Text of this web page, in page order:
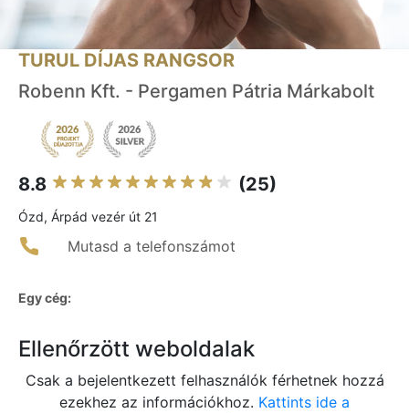
TURUL DÍJAS RANGSOR
Robenn Kft. - Pergamen Pátria Márkabolt
8.8 (25)
Ózd, Árpád vezér út 21
Mutasd a telefonszámot
Egy cég:
Ellenőrzött weboldalak
Csak a bejelentkezett felhasználók férhetnek hozzá
ezekhez az információkhoz. Kattints ide a